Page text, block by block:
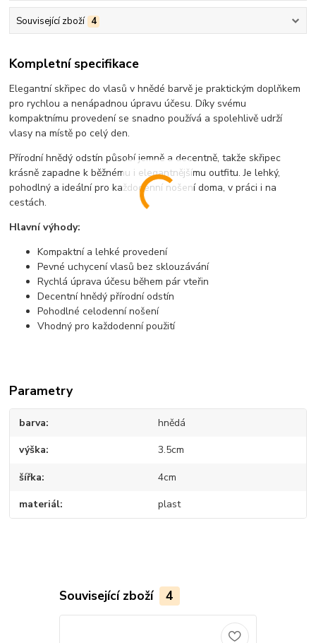
Související zboží 4
Kompletní specifikace
Elegantní skřipec do vlasů v hnědé barvě je praktickým doplňkem
pro rychlou a nenápadnou úpravu účesu. Díky svému
kompaktnímu provedení se snadno používá a spolehlivě udrží
vlasy na místě po celý den.
Přírodní hnědý odstín působí jemně a decentně, takže skřipec
krásně zapadne k běžnému i elegantnějšímu outfitu. Je lehký,
pohodlný a ideální pro každodenní nošení doma, v práci i na
cestách.
Hlavní výhody:
Kompaktní a lehké provedení
Pevné uchycení vlasů bez sklouzávání
Rychlá úprava účesu během pár vteřin
Decentní hnědý přírodní odstín
Pohodlné celodenní nošení
Vhodný pro každodenní použití
Parametry
barva hnědá
výška 3.5cm
šířka 4cm
materiál plast
Související zboží 4